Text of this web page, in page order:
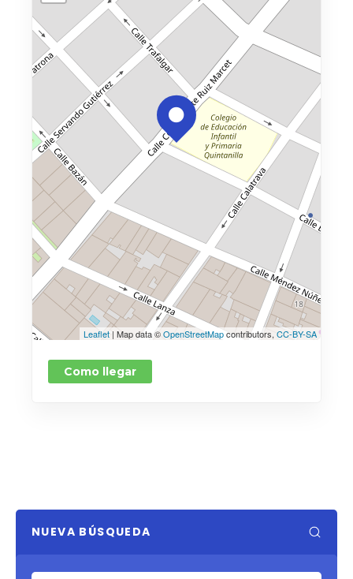
Leaflet | Map data ©OpenStreetMapcontributors, CC-BY-SA
Como llegar
NUEVA BÚSQUEDA